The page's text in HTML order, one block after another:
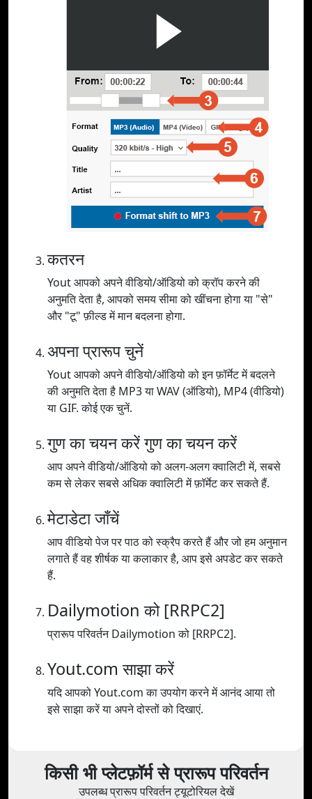
कतरन
Yout आपको अपने वीडियो/ऑडियो को क्रॉप करने की
अनुमति देता है, आपको समय सीमा को खींचना होगा या "से"
और "टू" फ़ील्ड में मान बदलना होगा.
अपना प्रारूप चुनें
Yout आपको अपने वीडियो/ऑडियो को इन फ़ॉर्मेट में बदलने
की अनुमति देता है MP3 या WAV (ऑडियो), MP4 (वीडियो)
या GIF. कोई एक चुनें.
गुण का चयन करें गुण का चयन करें
आप अपने वीडियो/ऑडियो को अलग-अलग क्वालिटी में, सबसे
कम से लेकर सबसे अधिक क्वालिटी में फ़ॉर्मेट कर सकते हैं.
मेटाडेटा जाँचें
आप वीडियो पेज पर पाठ को स्क्रैप करते हैं और जो हम अनुमान
लगाते हैं वह शीर्षक या कलाकार है, आप इसे अपडेट कर सकते
हैं.
Dailymotion को [RRPC2]
प्रारूप परिवर्तन Dailymotion को [RRPC2].
Yout.com साझा करें
यदि आपको Yout.com का उपयोग करने में आनंद आया तो
इसे साझा करें या अपने दोस्तों को दिखाएं.
किसी भी प्लेटफ़ॉर्म से प्रारूप परिवर्तन
उपलब्ध प्रारूप परिवर्तन ट्यूटोरियल देखें